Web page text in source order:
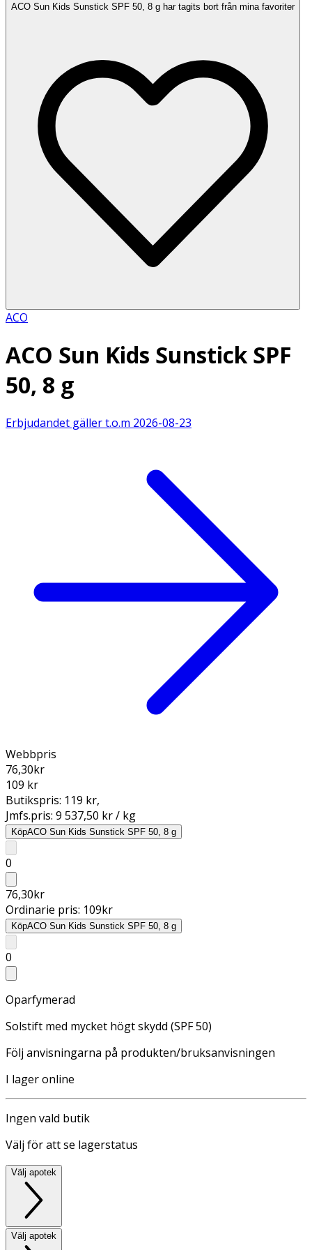
ACO Sun Kids Sunstick SPF 50, 8 g har tagits bort från mina favoriter
ACO
ACO Sun Kids Sunstick SPF
50, 8 g
Erbjudandet gäller t.o.m 2026-08-23
Webbpris
76,30kr
109 kr
Butikspris: 119 kr,
Jmfs.pris: 9 537,50 kr / kg
KöpACO Sun Kids Sunstick SPF 50, 8 g
0
76,30kr
Ordinarie pris: 109kr
KöpACO Sun Kids Sunstick SPF 50, 8 g
0
Oparfymerad
Solstift med mycket högt skydd (SPF 50)
Följ anvisningarna på produkten/bruksanvisningen
I lager online
Ingen vald butik
Välj för att se lagerstatus
Välj apotek
Välj apotek